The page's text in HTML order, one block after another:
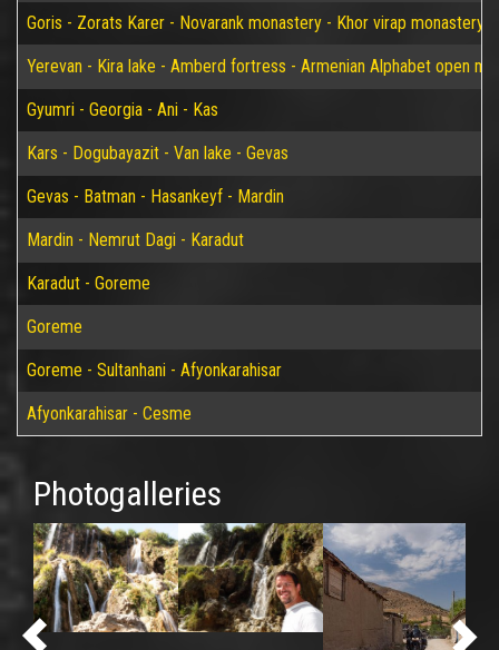
Goris - Zorats Karer - Novarank monastery - Khor virap monastery -
Yerevan - Kira lake - Amberd fortress - Armenian Alphabet open
Gyumri - Georgia - Ani - Kas
Kars - Dogubayazit - Van lake - Gevas
Gevas - Batman - Hasankeyf - Mardin
Mardin - Nemrut Dagi - Karadut
Karadut - Goreme
Goreme
Goreme - Sultanhani - Afyonkarahisar
Afyonkarahisar - Cesme
Photogalleries